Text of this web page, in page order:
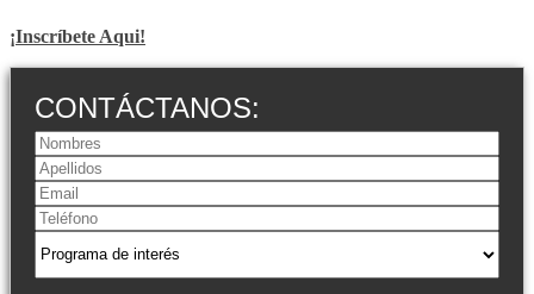
¡Inscríbete Aqui!
CONTÁCTANOS: